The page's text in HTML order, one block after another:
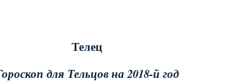
Телец
для Тельцов на 2018-й год